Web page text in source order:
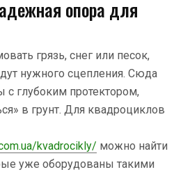
опора для
грязь, снег или песок,
нужного сцепления. Сюда
глубоким протектором,
в грунт. Для квадроциклов
kvadrocikly/ можно найти
уже оборудованы такими